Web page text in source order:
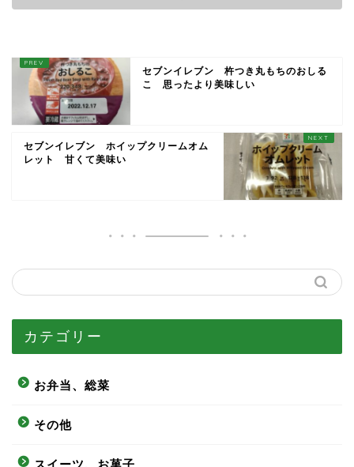
セブンイレブン 杵つき丸もちのおしる
こ 思ったより美味しい
セブンイレブン ホイップクリームオム
レット 甘くて美味い
カテゴリー
お弁当、総菜
その他
スイーツ、お菓子